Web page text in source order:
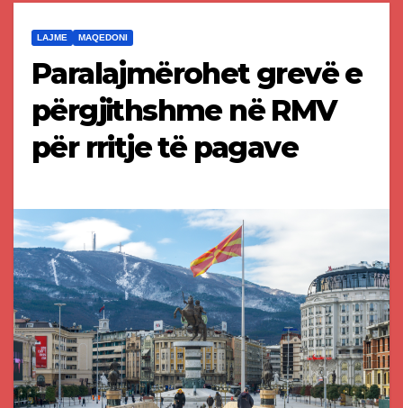
LAJME MAQEDONI
Paralajmërohet grevë e
përgjithshme në RMV
për rritje të pagave